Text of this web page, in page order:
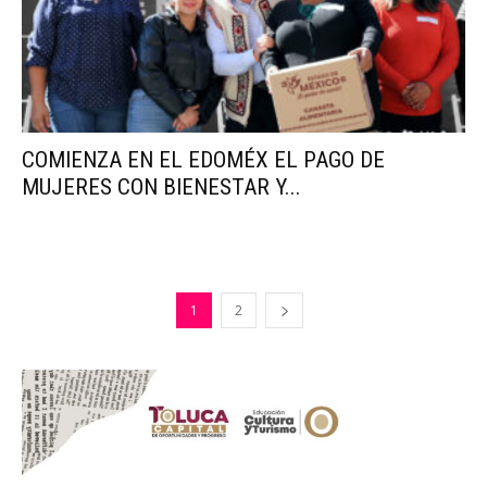
COMIENZA EN EL EDOMÉX EL PAGO DE
MUJERES CON BIENESTAR Y...
1 2